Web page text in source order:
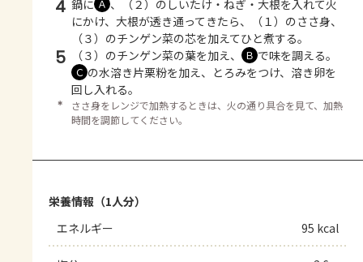
4 鍋に Ａ 、（２）のしいたけ・ねぎ・大根を入れて火
にかけ、大根が透き通ってきたら、（１）のささ身、
（３）のチンゲン菜の芯を加えてひと煮する。
5 （３）のチンゲン菜の葉を加え、 Ｂ で味を調える。
Ｃ の水溶き片栗粉を加え、とろみをつけ、溶き卵を
回し入れる。
＊
ささ身をレンジで加熱するときは、火の通り具合を見て、加熱
時間を調節してください。
栄養情報（1人分）
エネルギー
95 kcal